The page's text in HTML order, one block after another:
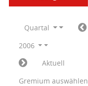
Quartal
2006
Aktuell
Gremium auswählen